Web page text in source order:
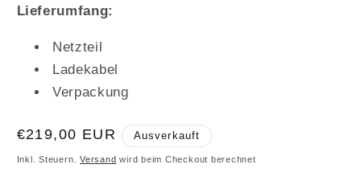
Lieferumfang:
Netzteil
Ladekabel
Verpackung
Normaler
Preis
€219,00 EUR Ausverkauft
Inkl. Steuern.Versand wird beim Checkout berechnet